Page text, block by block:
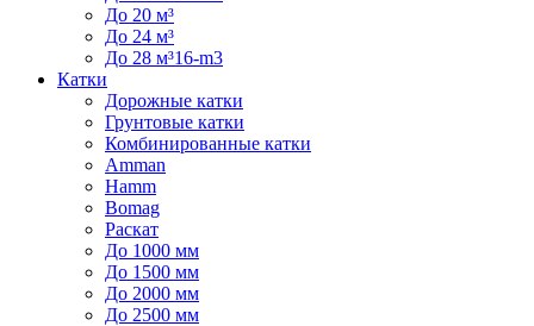
До 20 м³
До 24 м³
До 28 м³16-m3
Катки
Дорожные катки
Грунтовые катки
Комбинированные катки
Amman
Hamm
Bomag
Раскат
До 1000 мм
До 1500 мм
До 2000 мм
До 2500 мм